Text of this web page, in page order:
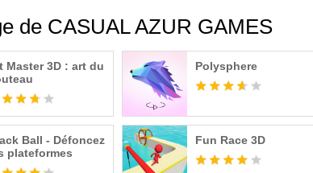
de CASUAL AZUR GAMES
Master 3D : art du
Polysphere
Ball - Défoncez
plateformes
Fun Race 3D